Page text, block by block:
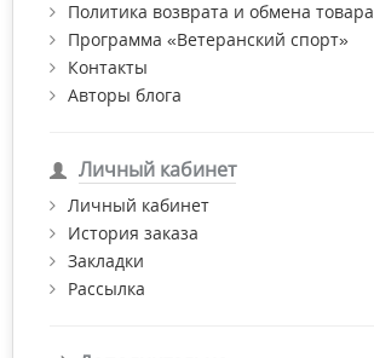
Политика возврата и обмена товара
Программа «Ветеранский спорт»
Контакты
Авторы блога
Личный кабинет
Личный кабинет
История заказа
Закладки
Рассылка